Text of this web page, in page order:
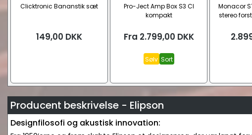
Clicktronic Bananstik sæt
149,00 DKK
Pro-Ject Amp Box S3 CI
kompakt
20W, 8 Ohm)
Fra 2.799,00 DKK
Sølv Sort
Monacor
stereo
Producent beskrivelse - Elipson
Designfilosofi og akustisk innovation: